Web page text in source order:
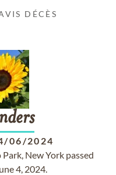
DÉCÈS
06/2024
Park, New York passed
4, 2024.